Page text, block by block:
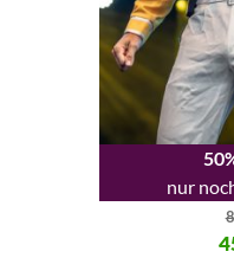
nur
Ursprünglicher